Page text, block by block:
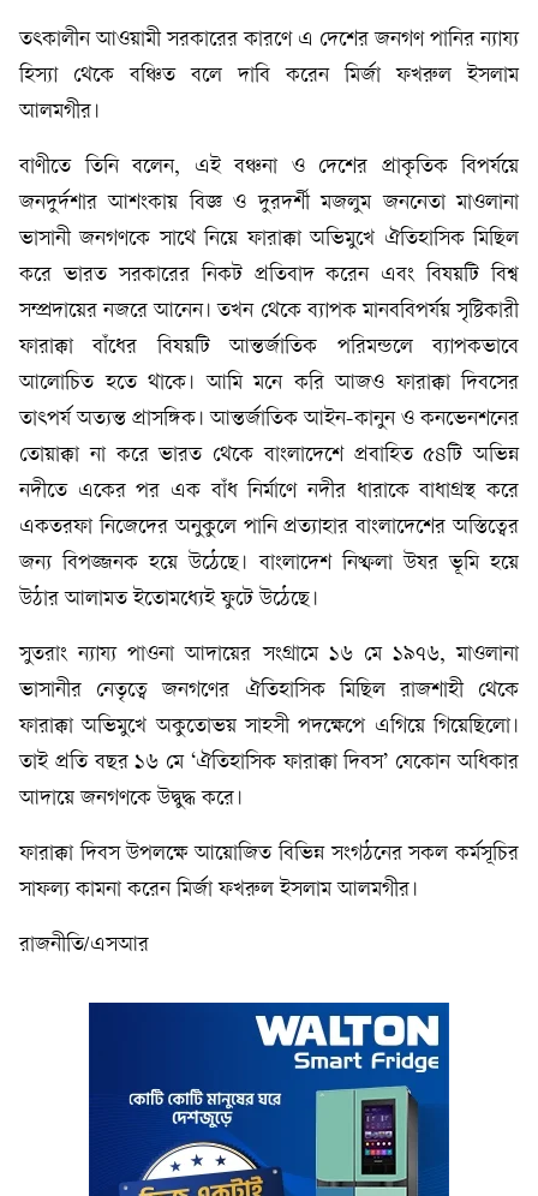
তৎকালীন আওয়ামী সরকারের কারণে এ দেশের জনগণ পানির ন্যায্য
হিস্যা থেকে বঞ্চিত বলে দাবি করেন মির্জা ফখরুল ইসলাম
আলমগীর।
বাণীতে তিনি বলেন, এই বঞ্চনা ও দেশের প্রাকৃতিক বিপর্যয়ে
জনদুর্দশার আশংকায় বিজ্ঞ ও দুরদর্শী মজলুম জননেতা মাওলানা
ভাসানী জনগণকে সাথে নিয়ে ফারাক্কা অভিমুখে ঐতিহাসিক মিছিল
করে ভারত সরকারের নিকট প্রতিবাদ করেন এবং বিষয়টি বিশ্ব
সম্প্রদায়ের নজরে আনেন। তখন থেকে ব্যাপক মানববিপর্যয় সৃষ্টিকারী
ফারাক্কা বাঁধের বিষয়টি আন্তর্জাতিক পরিমন্ডলে ব্যাপকভাবে
আলোচিত হতে থাকে। আমি মনে করি আজও ফারাক্কা দিবসের
তাৎপর্য অত্যন্ত প্রাসঙ্গিক। আন্তর্জাতিক আইন-কানুন ও কনভেনশনের
তোয়াক্কা না করে ভারত থেকে বাংলাদেশে প্রবাহিত ৫৪টি অভিন্ন
নদীতে একের পর এক বাঁধ নির্মাণে নদীর ধারাকে বাধাগ্রস্থ করে
একতরফা নিজেদের অনুকুলে পানি প্রত্যাহার বাংলাদেশের অস্তিত্বের
জন্য বিপজ্জনক হয়ে উঠেছে। বাংলাদেশ নিষ্ফলা উষর ভূমি হয়ে
উঠার আলামত ইতোমধ্যেই ফুটে উঠেছে।
সুতরাং ন্যায্য পাওনা আদায়ের সংগ্রামে ১৬ মে ১৯৭৬, মাওলানা
ভাসানীর নেতৃত্বে জনগণের ঐতিহাসিক মিছিল রাজশাহী থেকে
ফারাক্কা অভিমুখে অকুতোভয় সাহসী পদক্ষেপে এগিয়ে গিয়েছিলো।
তাই প্রতি বছর ১৬ মে ‘ঐতিহাসিক ফারাক্কা দিবস’ যেকোন অধিকার
আদায়ে জনগণকে উদ্বুদ্ধ করে।
ফারাক্কা দিবস উপলক্ষে আয়োজিত বিভিন্ন সংগঠনের সকল কর্মসূচির
সাফল্য কামনা করেন মির্জা ফখরুল ইসলাম আলমগীর।
রাজনীতি/এসআর